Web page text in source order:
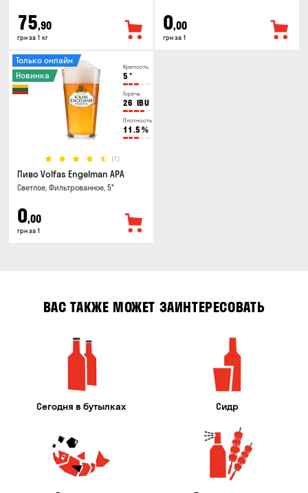
75,90
грн за 1 кг
0,00
грн за 1
Крепость
5 °
Горечь
26 IBU
Плотность
11.5 %
(1)
Только онлайн
Новинка
Пиво Volfas Engelman APA
Светлое, Фильтрованное, 5°
0,00
грн за 1
ВАС ТАКЖЕ МОЖЕТ ЗАИНТЕРЕСОВАТЬ
Сегодня в бутылках Сидр